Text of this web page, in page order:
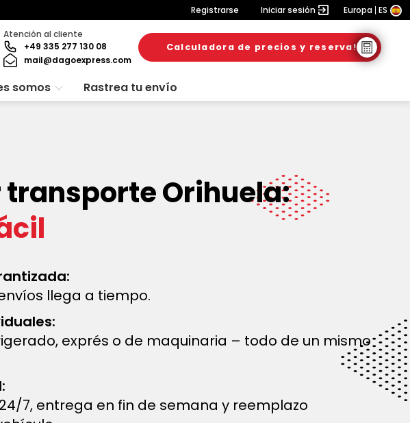
Registrarse Iniciar sesión Europa ES
Atención al cliente
+49 335 277 130 08
mail@dagoexpress.com
Calculadora de precios y reserva!
somos Rastrea tu envío
Orihuela:
llega a tiempo.
exprés o de maquinaria – todo de un mismo
7, entrega en fin de semana y reemplazo